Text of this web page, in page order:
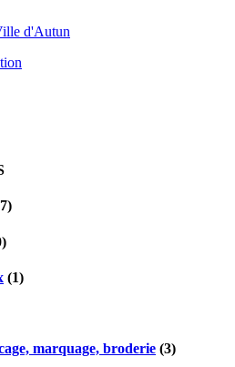
d'Autun
(1)
marquage, broderie (3)